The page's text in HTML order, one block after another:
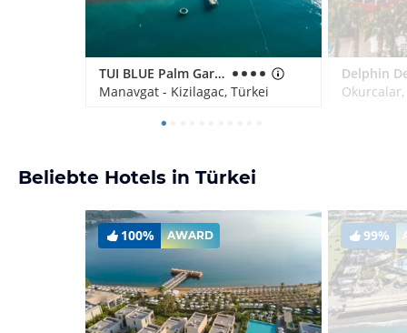
TUI BLUE Palm Garden
Manavgat - Kizilagac, Türkei
Beliebte Hotels in Türkei
100% AWARD 99%